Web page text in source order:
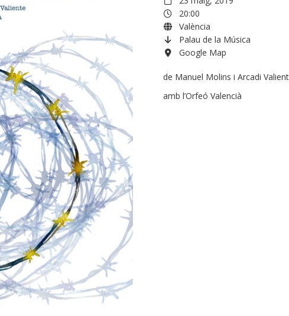
20:00
València
Palau de la Música
Google Map
de Manuel Molins i Arcadi
amb l’Orfeó Valencià